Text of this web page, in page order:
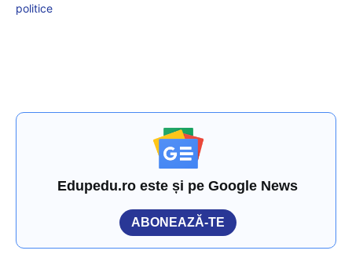
politice
Edupedu.ro este și pe Google News
ABONEAZĂ-TE